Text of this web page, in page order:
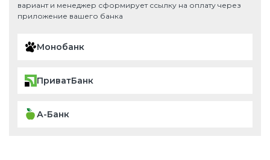
вариант и менеджер сформирует ссылку на оплату через
приложение вашего банка
Монобанк
ПриватБанк
А-Банк